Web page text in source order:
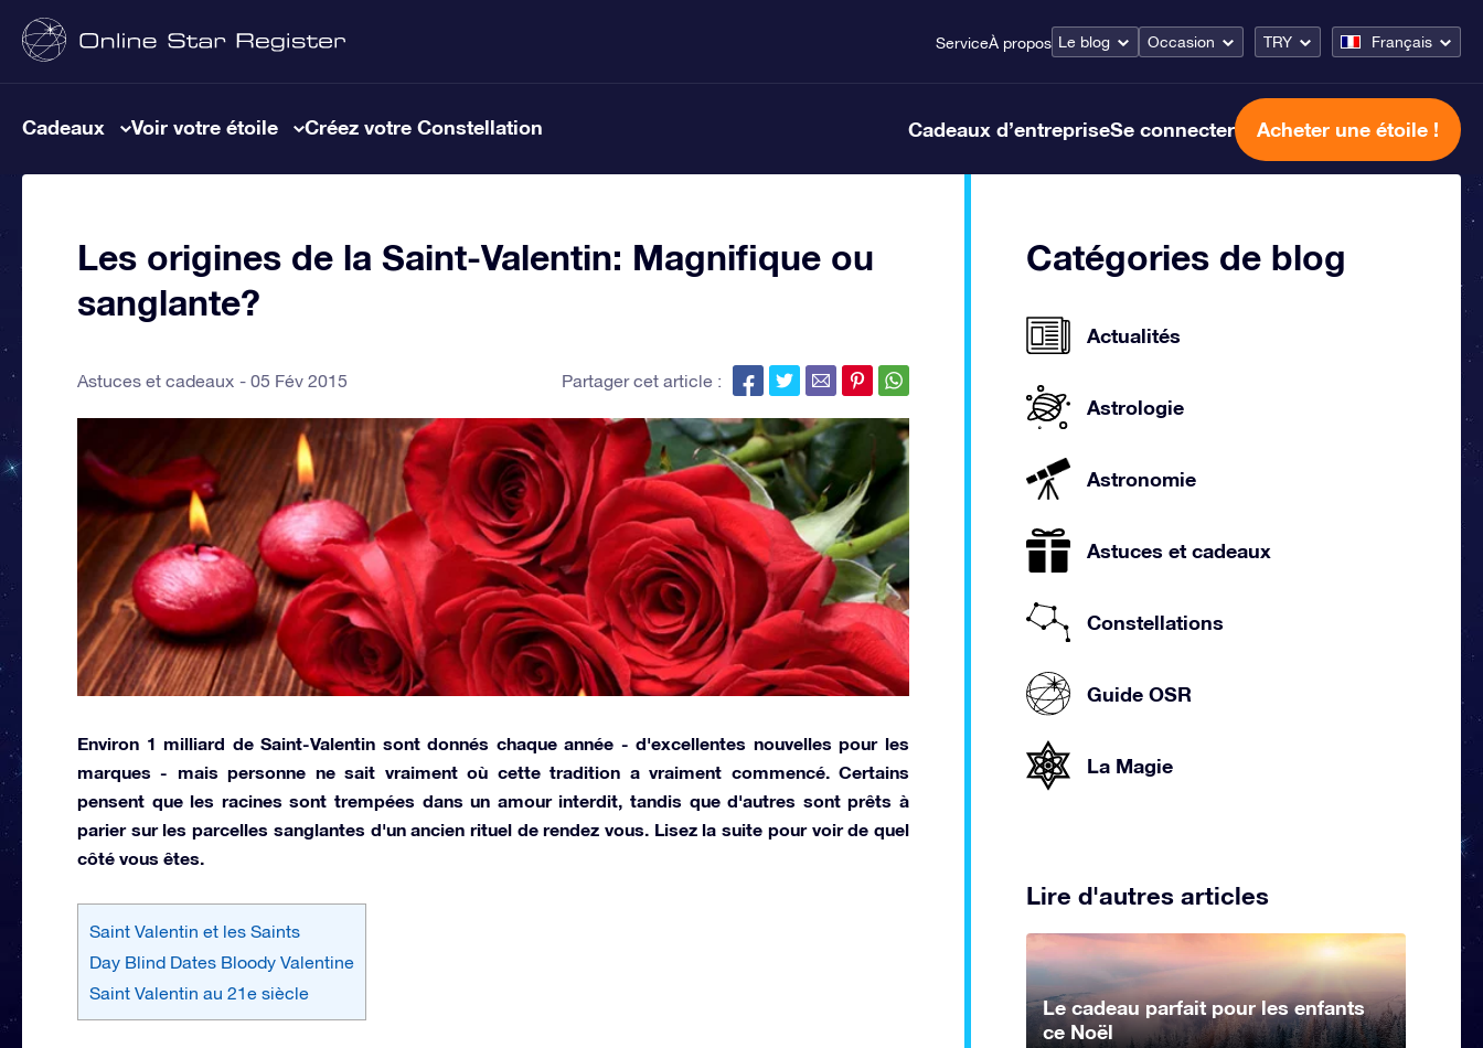
ServiceÀ propos Le blog Occasion TRY Français
Cadeaux Voir votre étoile Créez votre Constellation Cadeaux d’entrepriseSe connecter Acheter une étoile !
Les origines de la Saint-Valentin: Magnifique ou
sanglante?
Astuces et cadeaux 05 Fév 2015 Partager cet article :
Environ 1 milliard de Saint-Valentin sont donnés chaque année - d'excellentes nouvelles pour les
marques - mais personne ne sait vraiment où cette tradition a vraiment commencé. Certains
pensent que les racines sont trempées dans un amour interdit, tandis que d'autres sont prêts à
parier sur les parcelles sanglantes d'un ancien rituel de rendez vous. Lisez la suite pour voir de quel
côté vous êtes.
Saint Valentin et les Saints
Day Blind Dates Bloody Valentine
Saint Valentin au 21e siècle
Catégories de blog
Actualités
Astrologie
Astronomie
Astuces et cadeaux
Constellations
Guide OSR
La Magie
Lire d'autres articles
Le cadeau parfait pour les enfants
ce Noël